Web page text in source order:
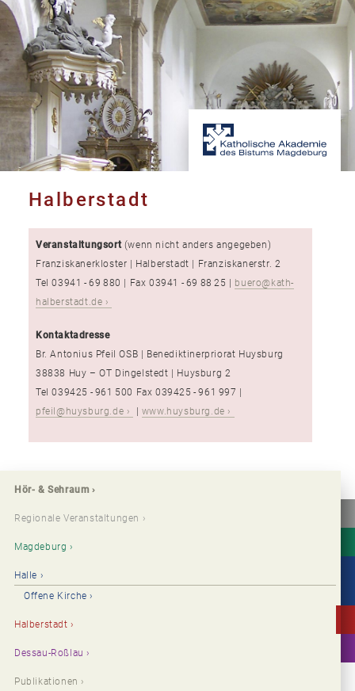
Halberstadt
Veranstaltungsort(wenn nicht anders angegeben)
Franziskanerkloster | Halberstadt | Franziskanerstr. 2
Tel 03941 - 69 880 | Fax 03941 - 69 88 25 | buero@kath-
halberstadt.de
Kontaktadresse
Br. Antonius Pfeil OSB | Benediktinerpriorat Huysburg
38838 Huy – OT Dingel­stedt | Huysburg 2
Tel 039425 - 961 500 Fax 039425 - 961 997 |
pfeil@huysburg.de
www.huysburg.de
Hör- & Sehraum
Regionale Veranstaltungen
Magdeburg
Halle
Offene Kirche
Halberstadt
Dessau-Roßlau
Publikationen